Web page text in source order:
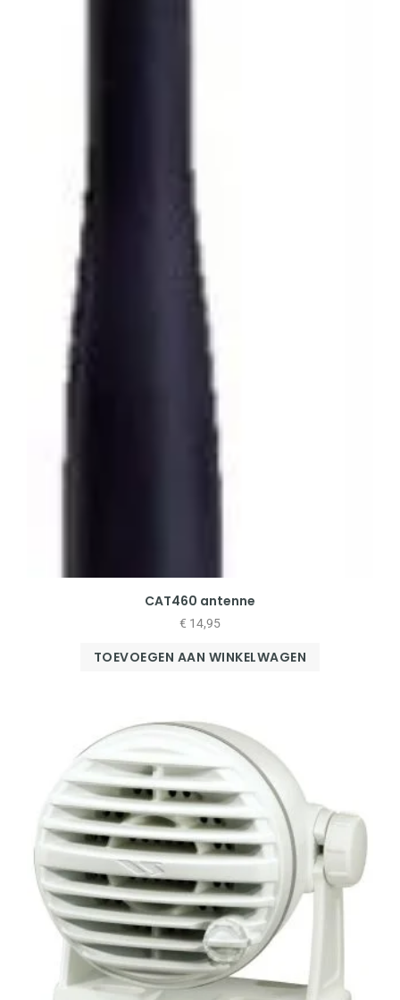
CAT460 antenne
€ 14,95
TOEVOEGEN AAN WINKELWAGEN